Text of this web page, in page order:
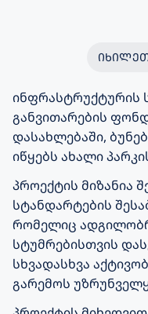
ინფრასტრუქტურის
განვითარების
დასახლებაში,
იწყებს ახალი
პროექტის მიზანია
სტანდარტების
რომელიც
სტუმრებისთვის
სხვადასხვა
გარემოს